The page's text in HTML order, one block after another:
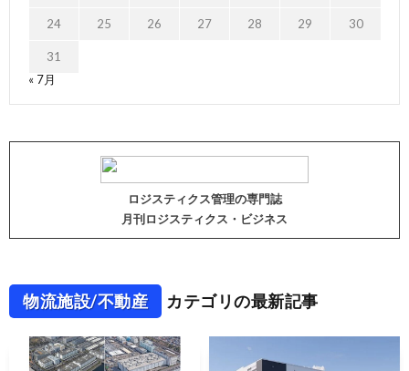
24 25 26 27 28 29 30
31
« 7月
ロジスティクス管理の専門誌
月刊ロジスティクス・ビジネス
物流施設/不動産 カテゴリの最新記事